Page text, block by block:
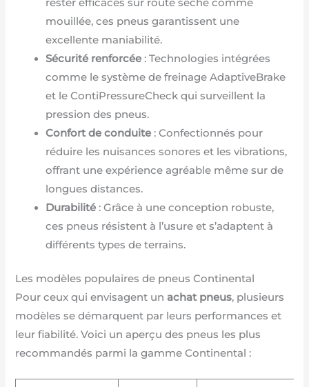
rester efficaces sur route sèche comme
mouillée, ces pneus garantissent une
excellente maniabilité.
Sécurité renforcée : Technologies intégrées
comme le système de freinage AdaptiveBrake
et le ContiPressureCheck qui surveillent la
pression des pneus.
Confort de conduite : Confectionnés pour
réduire les nuisances sonores et les vibrations,
offrant une expérience agréable même sur de
longues distances.
Durabilité : Grâce à une conception robuste,
ces pneus résistent à l’usure et s’adaptent à
différents types de terrains.
Les modèles populaires de pneus Continental
Pour ceux qui envisagent unachat pneus, plusieurs
modèles se démarquent par leurs performances et
leur fiabilité. Voici un aperçu des pneus les plus
recommandés parmi la gamme Continental :